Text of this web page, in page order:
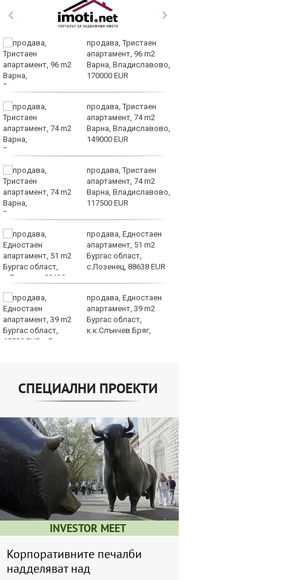
продава, Тристаен
апартамент, 96 m2
Варна, Владиславово,
170000 EUR
продава, Тристаен
апартамент, 74 m2
Варна, Владиславово,
149000 EUR
продава, Тристаен
апартамент, 74 m2
Варна, Владиславово,
117500 EUR
продава, Едностаен
апартамент, 51 m2
Бургас област,
с.Лозенец, 88638 EUR
продава, Едностаен
апартамент, 39 m2
Бургас област,
к.к.Слънчев Бряг,
65500 EUR
СПЕЦИАЛНИ ПРОЕКТИ
INVESTOR MEET
Корпоративните печалби
надделяват над